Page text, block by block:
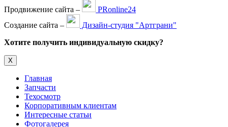
Продвижение сайта –
PRonline24
Создание сайта –
Дизайн-студия "Артграни"
Хотите получить индивидуальную скидку?
Х
Главная
Запчасти
Техосмотр
Корпоративным клиентам
Интересные статьи
Фотогалерея